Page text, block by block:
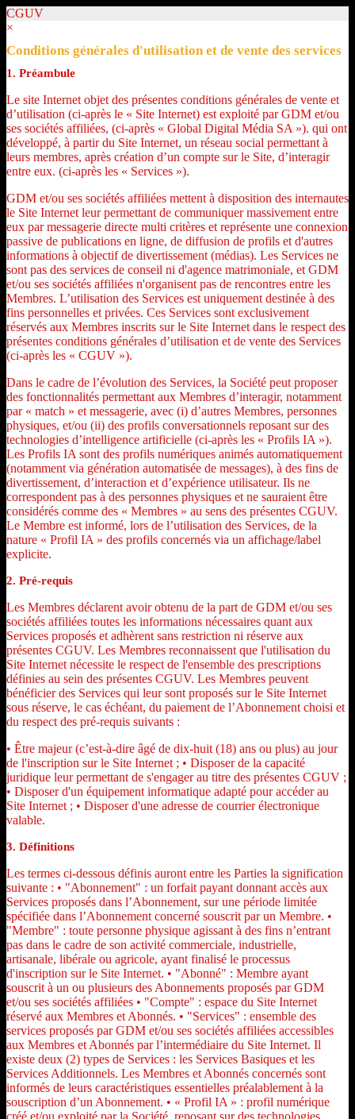
CGUV
×
Conditions générales d'utilisation et de vente des services
1. Préambule
Le site Internet objet des présentes conditions générales de vente et
d’utilisation (ci-après le « Site Internet) est exploité par GDM et/ou
ses sociétés affiliées, (ci-après « Global Digital Média SA »). qui ont
développé, à partir du Site Internet, un réseau social permettant à
leurs membres, après création d’un compte sur le Site, d’interagir
entre eux. (ci-après les « Services »).
GDM et/ou ses sociétés affiliées mettent à disposition des internautes
le Site Internet leur permettant de communiquer massivement entre
eux par messagerie directe multi critères et représente une connexion
passive de publications en ligne, de diffusion de profils et d'autres
informations à objectif de divertissement (médias). Les Services ne
sont pas des services de conseil ni d'agence matrimoniale, et GDM
et/ou ses sociétés affiliées n'organisent pas de rencontres entre les
Membres. L’utilisation des Services est uniquement destinée à des
fins personnelles et privées. Ces Services sont exclusivement
réservés aux Membres inscrits sur le Site Internet dans le respect des
présentes conditions générales d’utilisation et de vente des Services
(ci-après les « CGUV »).
Dans le cadre de l’évolution des Services, la Société peut proposer
des fonctionnalités permettant aux Membres d’interagir, notamment
par « match » et messagerie, avec (i) d’autres Membres, personnes
physiques, et/ou (ii) des profils conversationnels reposant sur des
technologies d’intelligence artificielle (ci-après les « Profils IA »).
Les Profils IA sont des profils numériques animés automatiquement
(notamment via génération automatisée de messages), à des fins de
divertissement, d’interaction et d’expérience utilisateur. Ils ne
correspondent pas à des personnes physiques et ne sauraient être
considérés comme des « Membres » au sens des présentes CGUV.
Le Membre est informé, lors de l’utilisation des Services, de la
nature « Profil IA » des profils concernés via un affichage/label
explicite.
2. Pré-requis
Les Membres déclarent avoir obtenu de la part de GDM et/ou ses
sociétés affiliées toutes les informations nécessaires quant aux
Services proposés et adhèrent sans restriction ni réserve aux
présentes CGUV. Les Membres reconnaissent que l'utilisation du
Site Internet nécessite le respect de l'ensemble des prescriptions
définies au sein des présentes CGUV. Les Membres peuvent
bénéficier des Services qui leur sont proposés sur le Site Internet
sous réserve, le cas échéant, du paiement de l’Abonnement choisi et
du respect des pré-requis suivants :
• Être majeur (c’est-à-dire âgé de dix-huit (18) ans ou plus) au jour
de l'inscription sur le Site Internet ; • Disposer de la capacité
juridique leur permettant de s'engager au titre des présentes CGUV ;
• Disposer d'un équipement informatique adapté pour accéder au
Site Internet ; • Disposer d'une adresse de courrier électronique
valable.
3. Définitions
Les termes ci-dessous définis auront entre les Parties la signification
suivante : • "Abonnement" : un forfait payant donnant accès aux
Services proposés dans l’Abonnement, sur une période limitée
spécifiée dans l’Abonnement concerné souscrit par un Membre. •
"Membre" : toute personne physique agissant à des fins n’entrant
pas dans le cadre de son activité commerciale, industrielle,
artisanale, libérale ou agricole, ayant finalisé le processus
d'inscription sur le Site Internet. • "Abonné" : Membre ayant
souscrit à un ou plusieurs des Abonnements proposés par GDM
et/ou ses sociétés affiliées • "Compte" : espace du Site Internet
réservé aux Membres et Abonnés. • "Services" : ensemble des
services proposés par GDM et/ou ses sociétés affiliées accessibles
aux Membres et Abonnés par l’intermédiaire du Site Internet. Il
existe deux (2) types de Services : les Services Basiques et les
Services Additionnels. Les Membres et Abonnés concernés sont
informés de leurs caractéristiques essentielles préalablement à la
souscription d’un Abonnement. • « Profil IA » : profil numérique
créé et/ou exploité par la Société, reposant sur des technologies